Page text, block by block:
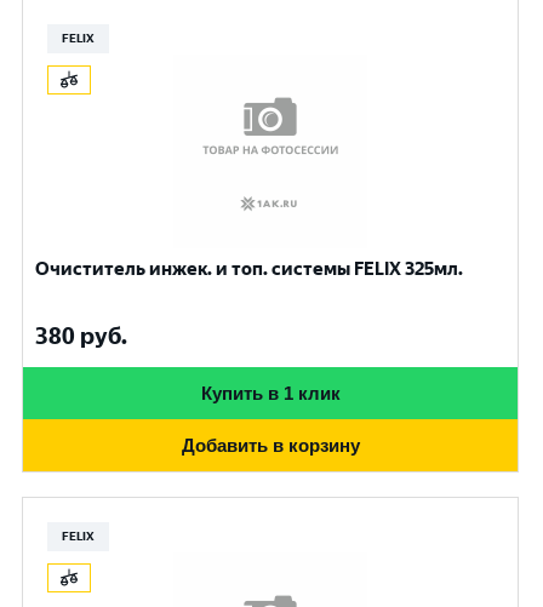
FELIX
Очиститель инжек. и топ. системы FELIX 325мл.
380 руб.
Купить в 1 клик
Добавить в корзину
FELIX